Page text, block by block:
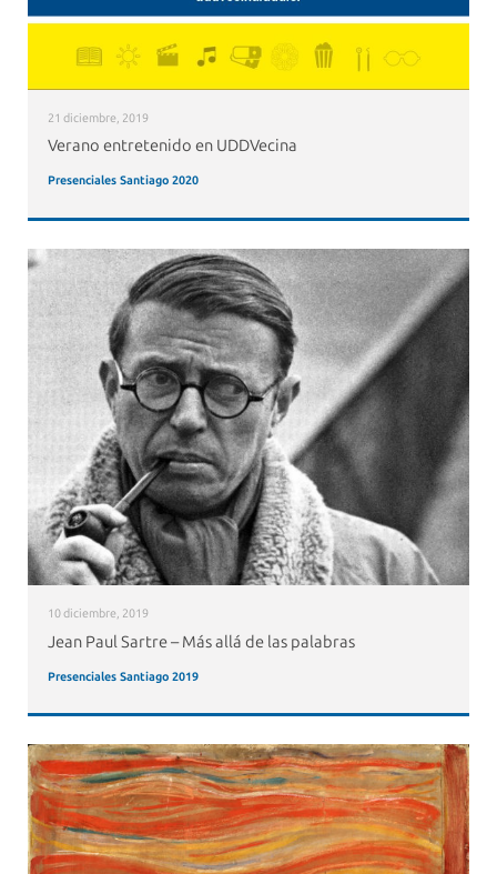
21 diciembre, 2019
Verano entretenido en UDDVecina
Presenciales Santiago 2020
10 diciembre, 2019
Jean Paul Sartre – Más allá de las palabras
Presenciales Santiago 2019